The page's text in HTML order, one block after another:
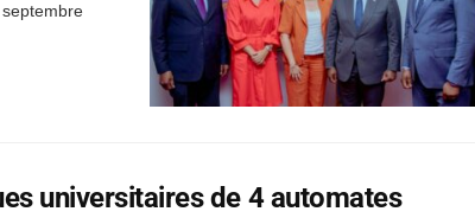
universitaires de 4 automates